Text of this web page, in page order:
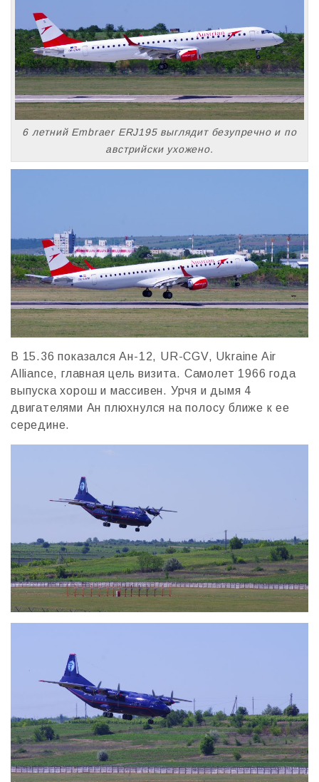
6 летний Embraer ERJ195 выглядит безупречно и по
австрийски ухожено.
В 15.36 показался Ан-12, UR-CGV, Ukraine Air
Alliance, главная цель визита. Самолет 1966 года
выпуска хорош и массивен. Урчя и дымя 4
двигателями Ан плюхнулся на полосу ближе к ее
середине.